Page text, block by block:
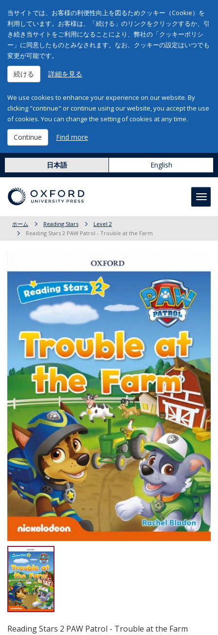
当サイトでは、お客様の利便性向上を図るためクッキー（Cookie）を
利用しています。お客様は、「続ける」のリンクをクリックするか、引
き続き当サイトをご利用になることにより、弊社の「クッキーポリシ
ー」に同意したものとみなされます。なお、クッキーの設定はいつでも
変更が可能です。
続ける 詳細を見る
We use cookies to enhance your experience on our website. By
clicking "continue" or continue using our website, you accept the use
of cookies. You can change the setting of cookies at any time.
Continue Find more
日本語 English
ホーム Reading Stars
Level 2
Reading Stars 2 PAW Patrol - Trouble at the Farm
Reading Stars 2 PAW Patrol - Trouble at the Farm